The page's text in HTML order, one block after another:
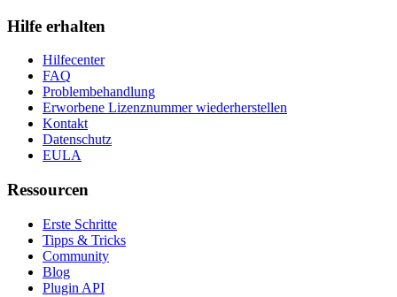
Hilfe erhalten
Hilfecenter
FAQ
Problembehandlung
Erworbene Lizenznummer wiederherstellen
Kontakt
Datenschutz
EULA
Ressourcen
Erste Schritte
Tipps & Tricks
Community
Blog
Plugin API